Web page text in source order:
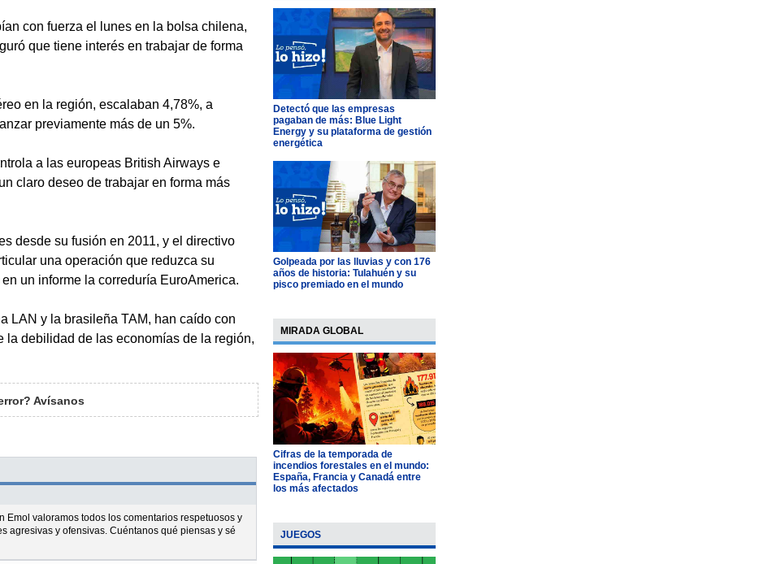
con fuerza el lunes en la bolsa chilena,
que tiene interés en trabajar de forma
en la región, escalaban 4,78%, a
previamente más de un 5%.
a las europeas British Airways e
claro deseo de trabajar en forma más
desde su fusión en 2011, y el directivo
una operación que reduzca su
un informe la correduría EuroAmerica.
LAN y la brasileña TAM, han caído con
la debilidad de las economías de la región,
Avísanos
Emol valoramos todos los comentarios respetuosos y
agresivas y ofensivas. Cuéntanos qué piensas y sé
Detectó que las empresas
pagaban de más: Blue Light
Energy y su plataforma de gestión
energética
Golpeada por las lluvias y con 176
años de historia: Tulahuén y su
pisco premiado en el mundo
MIRADA GLOBAL
Cifras de la temporada de
incendios forestales en el mundo:
España, Francia y Canadá entre
los más afectados
JUEGOS